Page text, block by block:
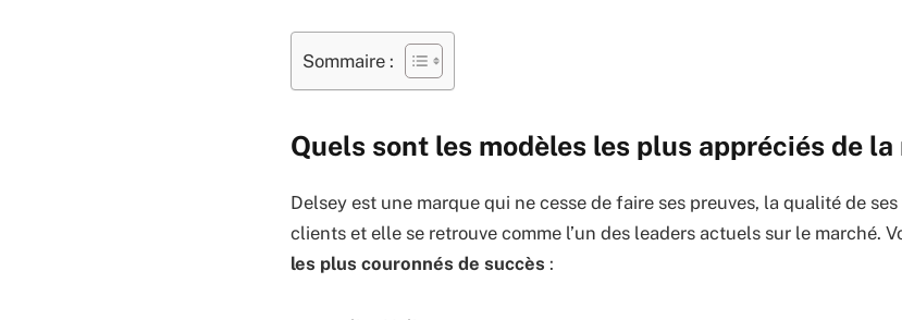
Sommaire :
Quels sont les modèles les plus appréciés de la
Delsey est une marque qui ne cesse de faire ses preuves, la qualité de ses
clients et elle se retrouve comme l’un des leaders actuels sur le marché.
les plus couronnés de succès :